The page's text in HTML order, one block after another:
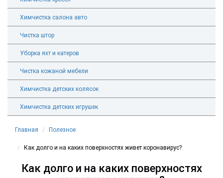
Химчистка салона авто
Чистка штор
Уборка яхт и катеров
Чистка кожаной мебели
Химчистка детских колясок
Химчистка детских игрушек
Главная Полезное
Как долго и на каких поверхностях живет коронавирус?
Как долго и на каких поверхностях